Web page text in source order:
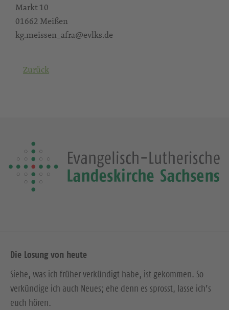
Markt 10
01662 Meißen
kg.meissen_afra@evlks.de
Zurück
Die Losung von heute
Siehe, was ich früher verkündigt habe, ist gekommen. So
verkündige ich auch Neues; ehe denn es sprosst, lasse ich’s
euch hören.